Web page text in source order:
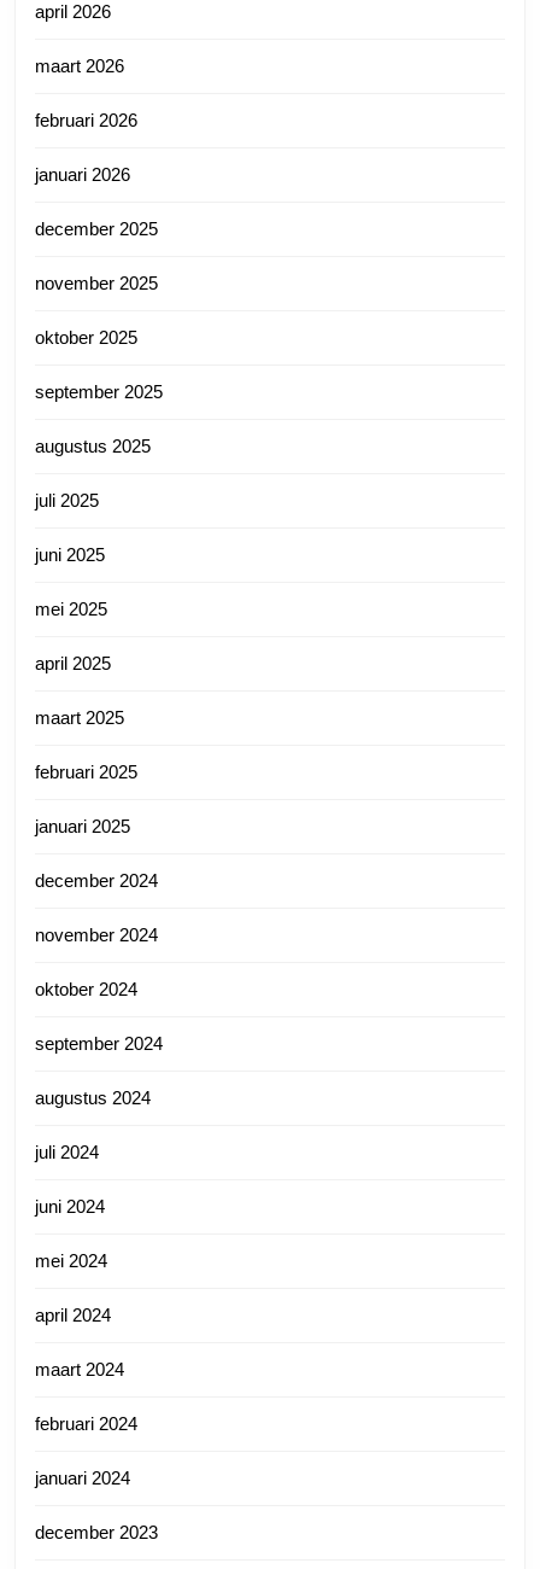
april 2026
maart 2026
februari 2026
januari 2026
december 2025
november 2025
oktober 2025
september 2025
augustus 2025
juli 2025
juni 2025
mei 2025
april 2025
maart 2025
februari 2025
januari 2025
december 2024
november 2024
oktober 2024
september 2024
augustus 2024
juli 2024
juni 2024
mei 2024
april 2024
maart 2024
februari 2024
januari 2024
december 2023